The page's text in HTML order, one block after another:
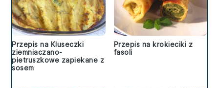
Przepis na Kluseczki
ziemniaczano-
pietruszkowe zapiekane z
sosem
Przepis na krokieciki z
fasoli